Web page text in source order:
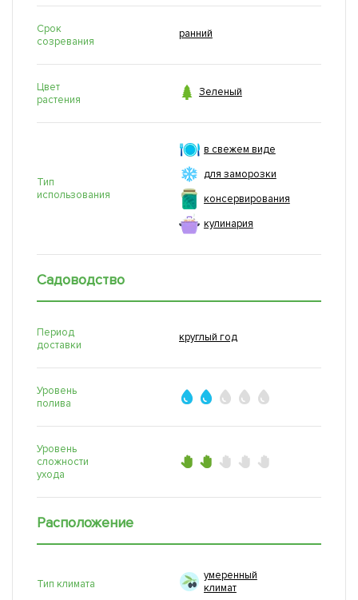
Срок
созревания
ранний
Цвет
растения
 Зеленый
Тип
использования
в свежем виде
для заморозки
консервирования
кулинария
Садоводство
Период
доставки
круглый год
Уровень
полива
Уровень
сложности
ухода
Расположение
Тип климата
умеренный
климат